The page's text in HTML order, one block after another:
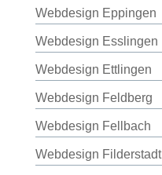
Webdesign Eppingen
Webdesign Esslingen
Webdesign Ettlingen
Webdesign Feldberg
Webdesign Fellbach
Webdesign Filderstadt